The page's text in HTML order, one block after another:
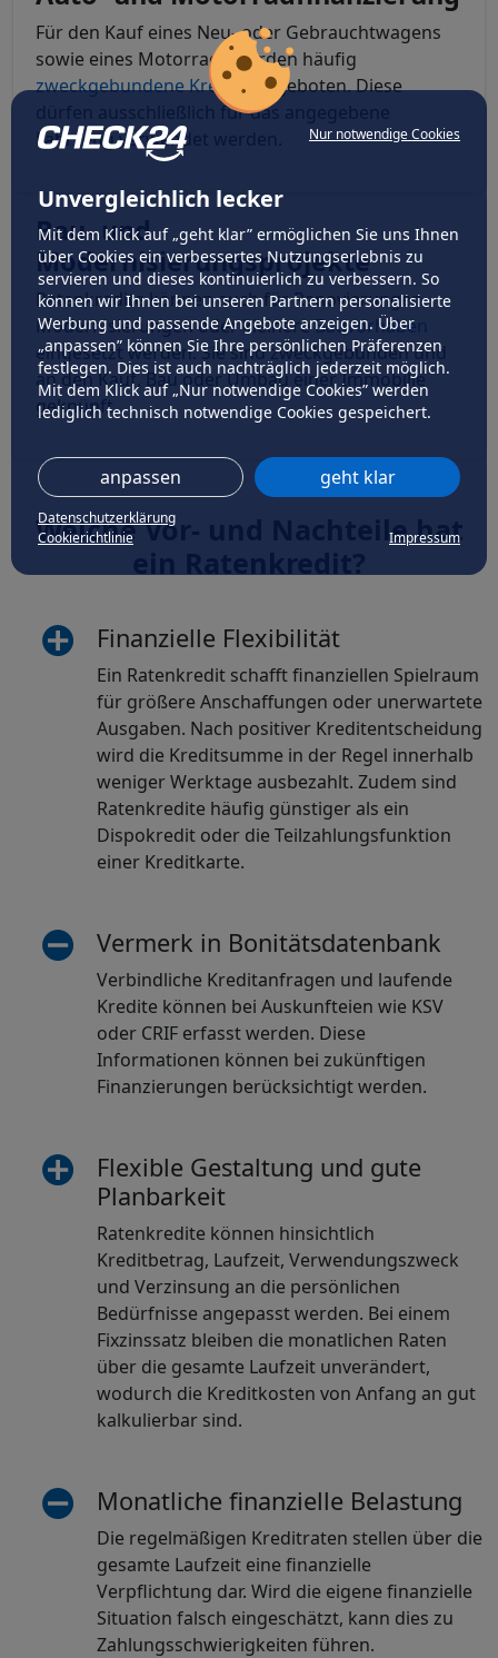
Nur notwendige Cookies
Unvergleichlich lecker
Mit dem Klick auf „geht klar” ermöglichen Sie uns Ihnen
über Cookies ein verbessertes Nutzungserlebnis zu
servieren und dieses kontinuierlich zu verbessern. So
können wir Ihnen bei unseren Partnern personalisierte
Werbung und passende Angebote anzeigen. Über
„anpassen” können Sie Ihre persönlichen Präferenzen
festlegen. Dies ist auch nachträglich jederzeit möglich.
Mit dem Klick auf „Nur notwendige Cookies” werden
lediglich technisch notwendige Cookies gespeichert.
anpassen geht klar
Datenschutzerklärung
Cookierichtlinie
Impressum
Für den Kauf eines Neu- oder Gebrauchtwagens
sowie eines Motorrads werden häufig
zweckgebundene Kredite
angeboten. Diese
dürfen ausschließlich für das angegebene
Fahrzeug verwendet werden.
Bau- und
Modernisierungsprojekte
Ratenkredite können auch für Renovierungen,
Modernisierungen oder kleinereBauvorhaben
eingesetzt werden. Sie sind zweckgebunden und
an den Kauf, Bau oder Umbau einer Immobilie
geknüpft.
Welche Vor- und Nachteile hat
Finanzielle Flexibilität
Ein Ratenkredit schafft finanziellen Spielraum
für größere Anschaffungen oder unerwartete
Ausgaben. Nach positiver Kreditentscheidung
wird die Kreditsumme in der Regel innerhalb
weniger Werktage ausbezahlt. Zudem sind
Ratenkredite häufig günstiger als ein
Dispokredit oder die Teilzahlungsfunktion
einer Kreditkarte.
Vermerk in Bonitätsdatenbank
Verbindliche Kreditanfragen und laufende
Kredite können bei Auskunfteien wie KSV
oder CRIF erfasst werden. Diese
Informationen können bei zukünftigen
Finanzierungen berücksichtigt werden.
Flexible Gestaltung und gute
Planbarkeit
Ratenkredite können hinsichtlich
Kreditbetrag, Laufzeit, Verwendungszweck
und Verzinsung an die persönlichen
Bedürfnisse angepasst werden. Bei einem
Fixzinssatz bleiben die monatlichen Raten
über die gesamte Laufzeit unverändert,
wodurch die Kreditkosten von Anfang an gut
kalkulierbar sind.
Monatliche finanzielle Belastung
Die regelmäßigen Kreditraten stellen über die
gesamte Laufzeit eine finanzielle
Verpflichtung dar. Wird die eigene finanzielle
Situation falsch eingeschätzt, kann dies zu
Zahlungsschwierigkeiten führen.